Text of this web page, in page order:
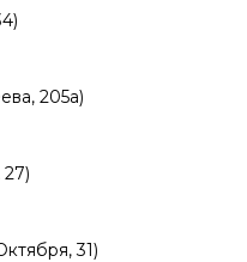
205а)
31)